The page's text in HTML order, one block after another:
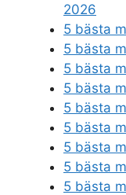
2026
5 bästa
5 bästa
5 bästa
5 bästa
5 bästa
5 bästa
5 bästa
5 bästa
5 bästa